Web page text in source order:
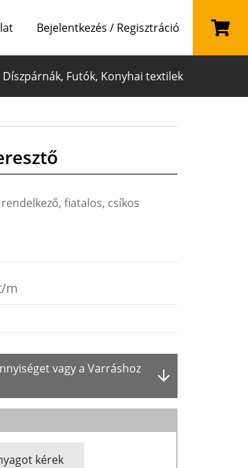
Bejelentkezés / Regisztráció
Díszpárnák, Futók, Konyhai textilek
fiatalos, csíkos
/m
vagy a Varráshoz
kérek